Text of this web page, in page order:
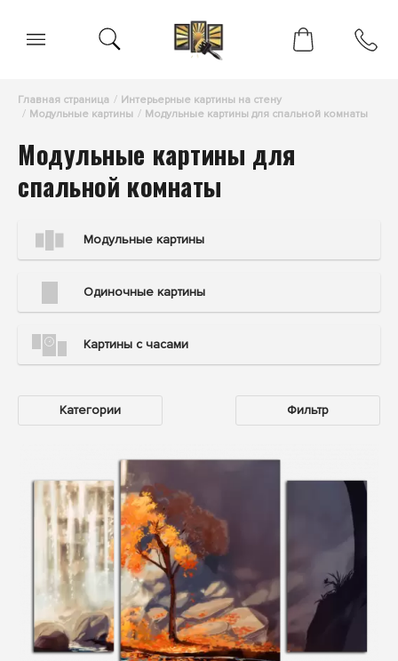
Главная страница
Интерьерные картины на стену
Модульные картины
Модульные картины для спальной комнаты
Модульные картины для
спальной комнаты
Модульные картины
Одиночные картины
Картины с часами
Категории Фильтр